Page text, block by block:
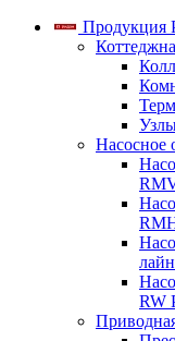
Продукция
Насосное
RW